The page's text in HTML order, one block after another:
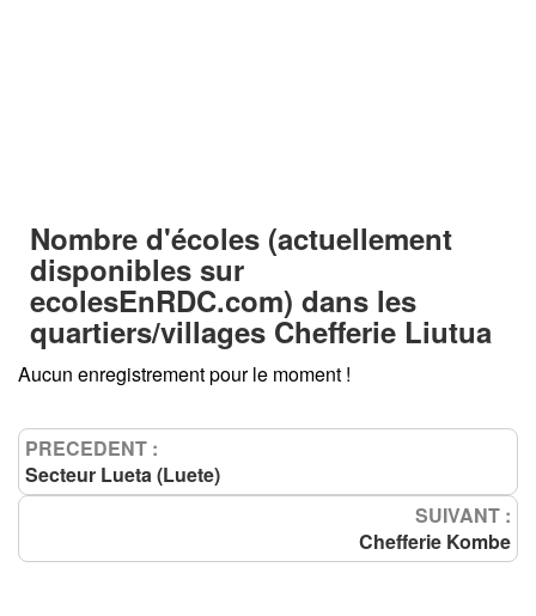
Nombre d'écoles (actuellement
disponibles sur
ecolesEnRDC.com) dans les
quartiers/villages Chefferie Liutua
Aucun enregistrement pour le moment !
PRECEDENT :
Secteur Lueta (Luete)
SUIVANT :
Chefferie Kombe